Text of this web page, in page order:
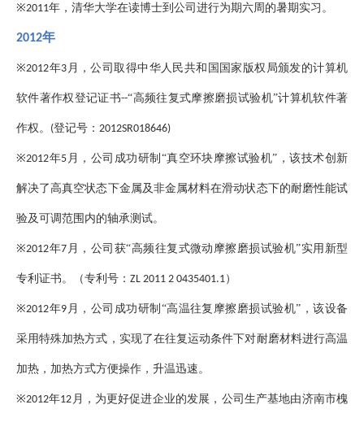
※2011年，清华大学在读博士到公司进行为期六周的暑期实习。
2012年
※2012年3 月，公司取得中华人民共和国国家版权局颁发的计算机
软件著作权登记证书--“高频往复式摩擦磨损试验机”计算机软件著
作权。 (登记号： 2012SR018646)
※2012年5 月，公司成功研制“真空环块摩擦试验机”，该技术创新
解决了高真空状态下金属及非金属材料在滑动状态下的耐磨性能试
验及可调范围内的轴承测试。
※2012年7 月，公司获“高频往复式微动摩擦磨损试验机”实用新型
专利证书。（专利号： ZL 2011 2 0435401.1）
※2012年9 月，公司成功研制“高温往复摩擦磨损试验机”，该设备
采用特殊加热方式，实现了在往复运动条件下对耐磨材料进行高温
加热，加热方式方便操作，升温迅速。
※2012年12 月，为更好促进企业的发展，公司生产基地由济南市槐